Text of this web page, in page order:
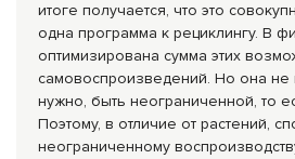
итоге получается, что это
одна программа к рециклингу. В
оптимизирована сумма этих
самовоспроизведений. Но она не
нужно, быть неограниченной, то
Поэтому, в отличие от растений,
неограниченному